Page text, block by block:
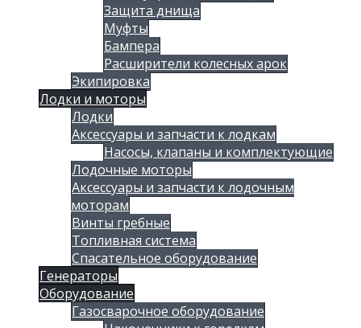
Защита днища
Муфты
Бампера
Расширители колесных арок
Экипировка
Лодки и моторы
Лодки
Аксессуары и запчасти к лодкам
Насосы, клапаны и комплектующие
Лодочные моторы
Аксессуары и запчасти к лодочным
моторам
Винты гребные
Топливная система
Спасательное оборудование
Генераторы
Оборудование
Газосварочное оборудование